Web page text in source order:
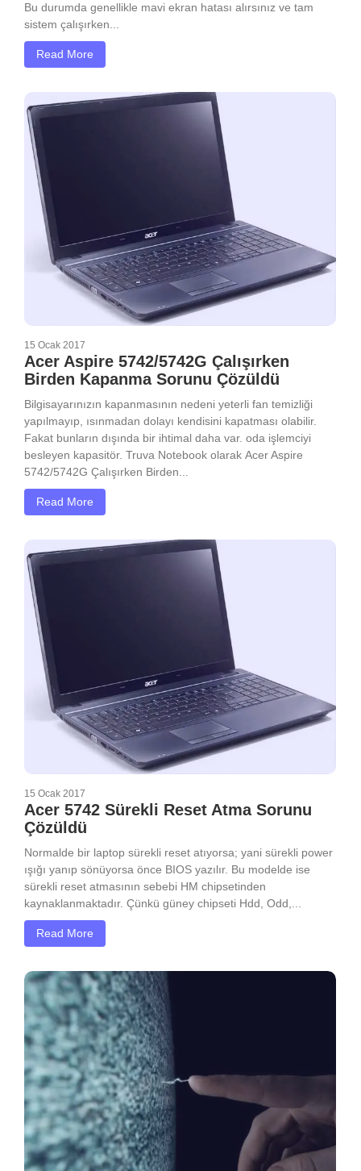
Bu durumda genellikle mavi ekran hatası alırsınız ve tam
sistem çalışırken...
Read More
15 Ocak 2017
Acer Aspire 5742/5742G Çalışırken
Birden Kapanma Sorunu Çözüldü
Bilgisayarınızın kapanmasının nedeni yeterli fan temizliği
yapılmayıp, ısınmadan dolayı kendisini kapatması olabilir.
Fakat bunların dışında bir ihtimal daha var. oda işlemciyi
besleyen kapasitör. Truva Notebook olarak Acer Aspire
5742/5742G Çalışırken Birden...
Read More
15 Ocak 2017
Acer 5742 Sürekli Reset Atma Sorunu
Çözüldü
Normalde bir laptop sürekli reset atıyorsa; yani sürekli power
ışığı yanıp sönüyorsa önce BIOS yazılır. Bu modelde ise
sürekli reset atmasının sebebi HM chipsetinden
kaynaklanmaktadır. Çünkü güney chipseti Hdd, Odd,...
Read More